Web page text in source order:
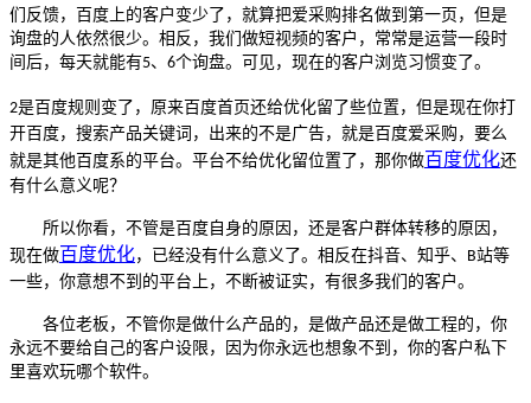
们反馈，百度上的客户变少了，就算把爱采购排名做到第一页，但是
询盘的人依然很少。相反，我们做短视频的客户，常常是运营一段时
间后，每天就能有5、 6个询盘。可见，现在的客户浏览习惯变了。
2是百度规则变了，原来百度首页还给优化留了些位置，但是现在你打
开百度，搜索产品关键词，出来的不是广告，就是百度爱采购，要么
就是其他百度系的平台。平台不给优化留位置了，那你做百度优化还
有什么意义呢？
所以你看，不管是百度自身的原因，还是客户群体转移的原因，
现在做百度优化，已经没有什么意义了。相反在抖音、知乎、 B站等
一些，你意想不到的平台上，不断被证实，有很多我们的客户。
各位老板，不管你是做什么产品的，是做产品还是做工程的，你
永远不要给自己的客户设限，因为你永远也想象不到，你的客户私下
里喜欢玩哪个软件。